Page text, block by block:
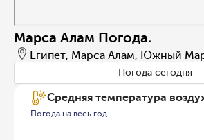
Марса Алам Погода.
Египет, Марса Алам, Южный
Погода сегодня
Средняя температура
Погода на весь год